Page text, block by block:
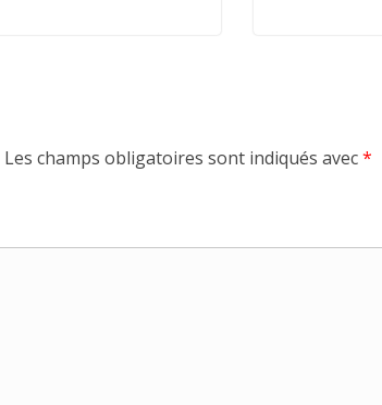
Les champs obligatoires sont indiqués avec*